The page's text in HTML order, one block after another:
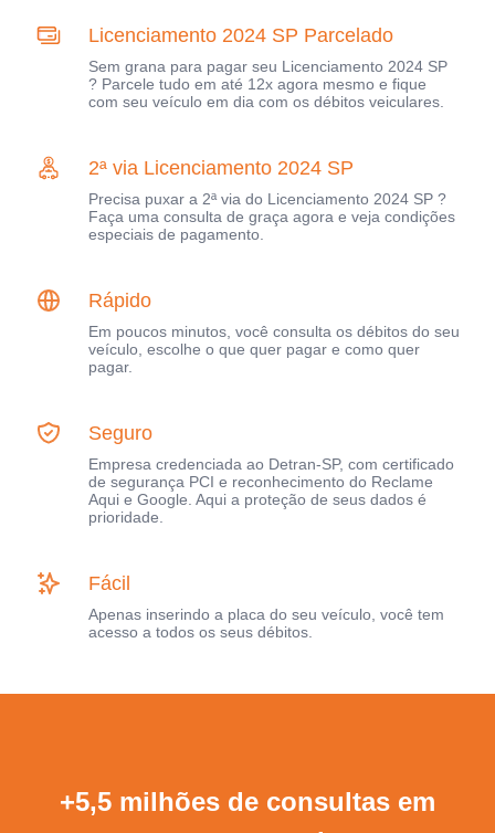
Licenciamento 2024 SP Parcelado
Sem grana para pagar seu Licenciamento 2024 SP
? Parcele tudo em até 12x agora mesmo e fique
com seu veículo em dia com os débitos veiculares.
2ª via Licenciamento 2024 SP
Precisa puxar a 2ª via do Licenciamento 2024 SP ?
Faça uma consulta de graça agora e veja condições
especiais de pagamento.
Rápido
Em poucos minutos, você consulta os débitos do seu
veículo, escolhe o que quer pagar e como quer
pagar.
Seguro
Empresa credenciada ao Detran-SP, com certificado
de segurança PCI e reconhecimento do Reclame
Aqui e Google. Aqui a proteção de seus dados é
prioridade.
Fácil
Apenas inserindo a placa do seu veículo, você tem
acesso a todos os seus débitos.
+5,5 milhões de consultas em